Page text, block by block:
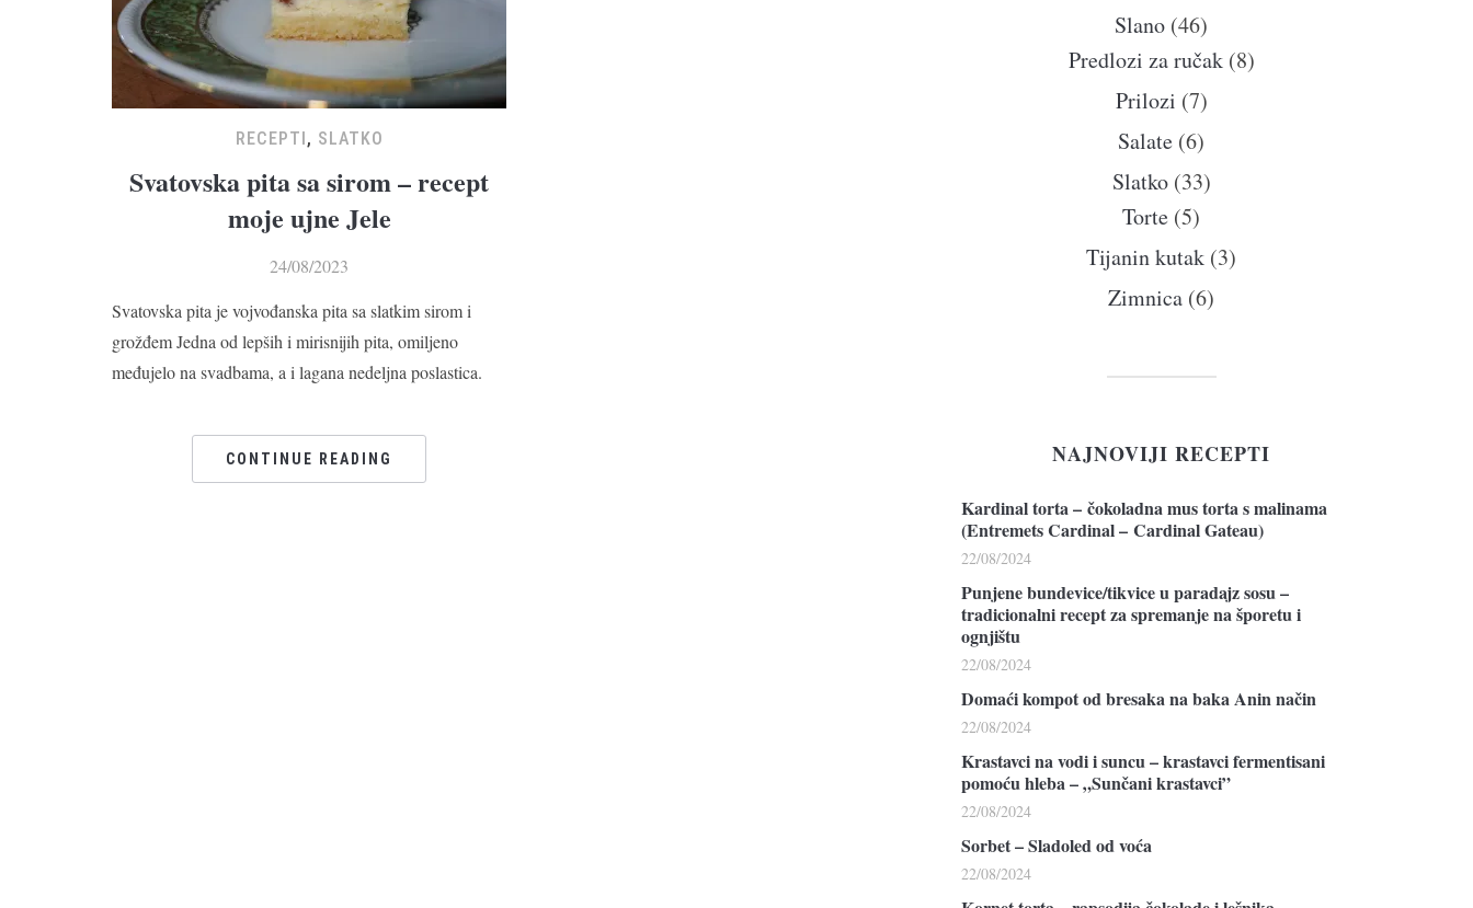
RECEPTI, SLATKO
Svatovska pita sa sirom – recept
moje ujne Jele
24/08/2023
Svatovska pita je vojvođanska pita sa slatkim sirom i
grožđem Jedna od lepših i mirisnijih pita, omiljeno
međujelo na svadbama, a i lagana nedeljna poslastica.
CONTINUE READING
Slano (46)
Predlozi za ručak(8)
Prilozi (7)
Salate (6)
Slatko(33)
Torte (5)
Tijanin kutak (3)
Zimnica (6)
NAJNOVIJI RECEPTI
Kardinal torta – čokoladna mus torta s malinama
(Entremets Cardinal – Cardinal Gateau)
22/08/2024
Punjene bundevice/tikvice u paradajz sosu –
tradicionalni recept za spremanje na šporetu i
ognjištu
22/08/2024
Domaći kompot od bresaka na baka Anin način
22/08/2024
Krastavci na vodi i suncu – krastavci fermentisani
pomoću hleba – „Sunčani krastavci”
22/08/2024
Sorbet – Sladoled od voća
22/08/2024